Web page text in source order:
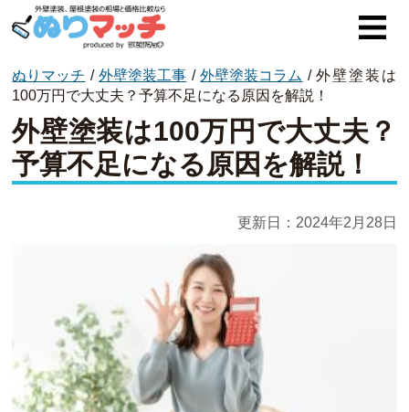
ぬりマッチとは
オススメ企業
費用と相場
ぬりマッチ /外壁塗装工事 /外壁塗装コラム /外壁塗装は
100万円で大丈夫？予算不足になる原因を解説！
外壁塗装は100万円で大丈夫？
予算不足になる原因を解説！
更新日： 2024年2月28日